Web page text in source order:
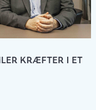
KRÆFTER I ET